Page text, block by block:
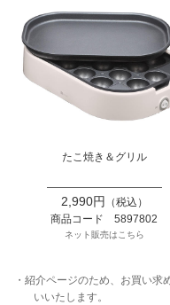
たこ焼き＆グリル
2,990円
（税込）
商品コード 5897802
ネット販売はこちら
・紹介ページのため、お買い
いいたします。